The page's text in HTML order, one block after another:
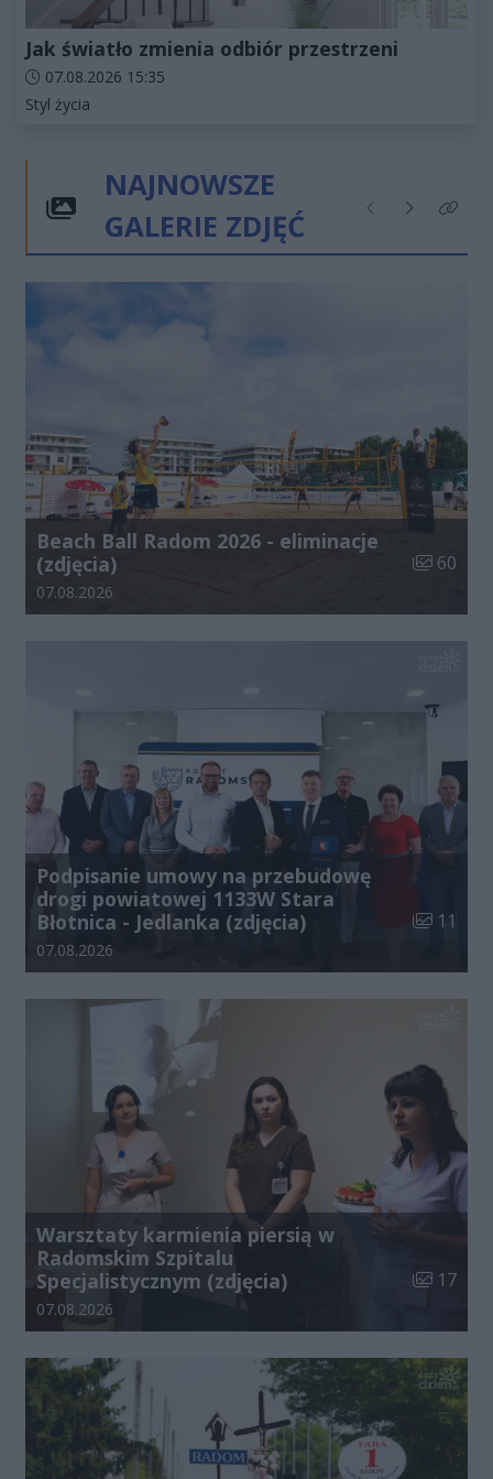
Jak światło zmienia odbiór przestrzeni
Data dodania artykułu:
07.08.2026 15:35
Kategorie artykułu:
Styl życia
NAJNOWSZE
GALERIE ZDJĘĆ
Poprzednie
NastępneKliknij
Beach Ball Radom 2026 - eliminacje
(zdjęcia)
Liczba
60
Data dodania galerii:
07.08.2026
Podpisanie umowy na przebudowę
drogi powiatowej 1133W Stara
Błotnica - Jedlanka (zdjęcia)
Liczba
11
Data dodania galerii:
07.08.2026
Warsztaty karmienia piersią w
Radomskim Szpitalu
Specjalistycznym (zdjęcia)
Liczba
17
Data dodania galerii:
07.08.2026